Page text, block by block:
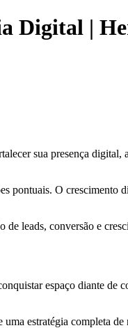
Digital |
sua presença
pontuais. O crescimento
leads, conversão e
espaço diante de
uma estratégia completa